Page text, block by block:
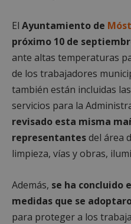
El Ayuntamiento de
próximo 10 de
ante altas temperaturas
de los trabajadores
también están incluidas
servicios para la
revisado esta misma
representantesdel área
limpieza, vías y obras,
Además, se ha concluido
medidas que se
para proteger a los